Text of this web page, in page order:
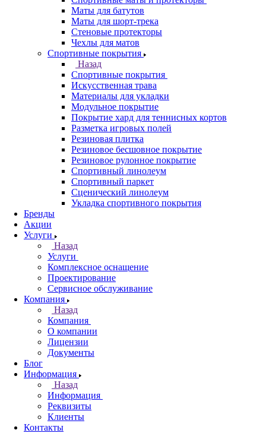
Маты для батутов
Маты для шорт-трека
Стеновые протекторы
Чехлы для матов
Спортивные покрытия
Назад
Спортивные покрытия
Искусственная трава
Материалы для укладки
Модульное покрытие
Покрытие хард для теннисных кортов
Разметка игровых полей
Резиновая плитка
Резиновое бесшовное покрытие
Резиновое рулонное покрытие
Спортивный линолеум
Спортивный паркет
Сценический линолеум
Укладка спортивного покрытия
Бренды
Акции
Услуги
Назад
Услуги
Комплексное оснащение
Проектирование
Сервисное обслуживание
Компания
Назад
Компания
О компании
Лицензии
Документы
Блог
Информация
Назад
Информация
Реквизиты
Клиенты
Контакты